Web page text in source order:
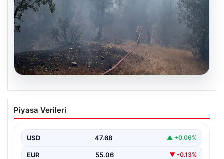
Bursa’daki orman yangını kontrol altında
Piyasa Verileri
USD 47.68 ▲ +0.06%
EUR 55.06 ▼ -0.13%